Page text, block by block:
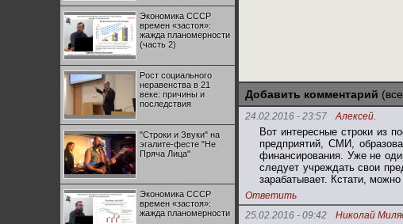
Экономика СССР
времен «застоя»:
жажда планомерности
(часть 2)
Рост социального
неравенства в 21
веке: причины и
последствия
"Строки и Звуки" на
эгалите-фесте "Не
Пряча Лица"
Экономика СССР
времен «застоя»:
жажда планомерности
Добавить комментарий
24.02.2016 - 23:57 Алексей.
Вот интересные строки из
предприятий, СМИ,
финансирования. Уже не
следует учреждать свои
зарабатывает. Кстати,
Ответить
25.02.2016 - 09:42
Николай